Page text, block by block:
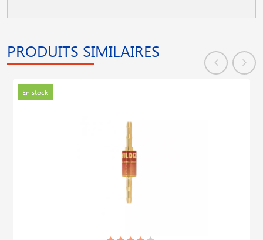
PRODUITS SIMILAIRES
En stock